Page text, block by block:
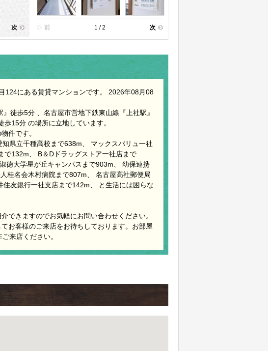
次 前 1 / 2 次
124にある賃貸マンションです。 2026年08月08
徒歩5分 、名古屋市営地下鉄東山線『上社駅』
15分 の場所に立地しています。
件です。
県立千種高校まで638m、 マックスバリュ一社
で132m、 B＆Dドラッグストア一社店まで
徳大学星が丘キャンパスまで903m、 幼保連携
桂名会木村病院まで807m、 名古屋高社郵便局
友銀行一社支店まで142m、 と生活には困らな
できますのでお気軽にお問い合わせください。
お客様のご来店をお待ちしております。お部屋
来店ください。